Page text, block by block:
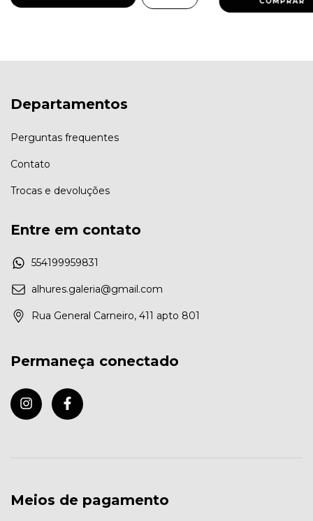
Departamentos
Perguntas frequentes
Contato
Trocas e devoluções
Entre em contato
554199959831
alhures.galeria@gmail.com
Rua General Carneiro, 411 apto 801
Permaneça conectado
Meios de pagamento